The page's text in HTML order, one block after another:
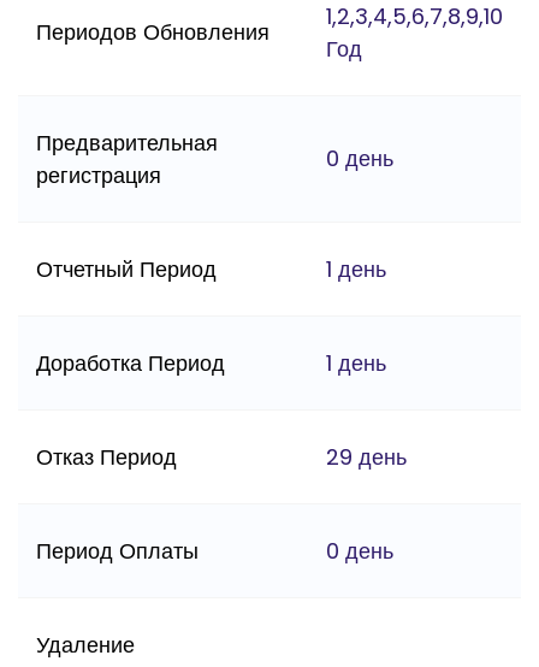
Периодов Обновления
1,2,3,4,5,6,7,8,9,10
Год
Предварительная
регистрация
0 день
Отчетный Период 1 день
Доработка Период 1 день
Отказ Период 29 день
Период Оплаты 0 день
Удаление